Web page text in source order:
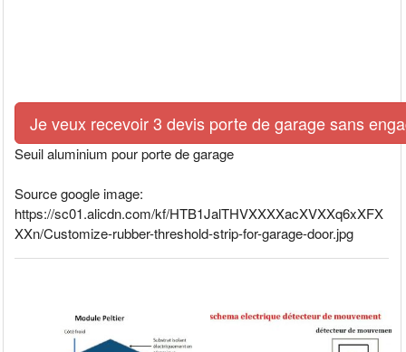
Je veux recevoir 3 devis porte de garage sans
Seuil aluminium pour porte de garage
Source google image:
https://sc01.alicdn.com/kf/HTB1JalTHVXXXXacXVXXq6xXFX
XXn/Customize-rubber-threshold-strip-for-garage-door.jpg